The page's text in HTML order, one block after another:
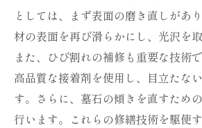
としては、まず表面の磨き直しがあ
材の表面を再び滑らかにし、光沢を
また、ひび割れの補修も重要な技術
高品質な接着剤を使用し、目立たな
す。さらに、墓石の傾きを直すため
行います。これらの修繕技術を駆使